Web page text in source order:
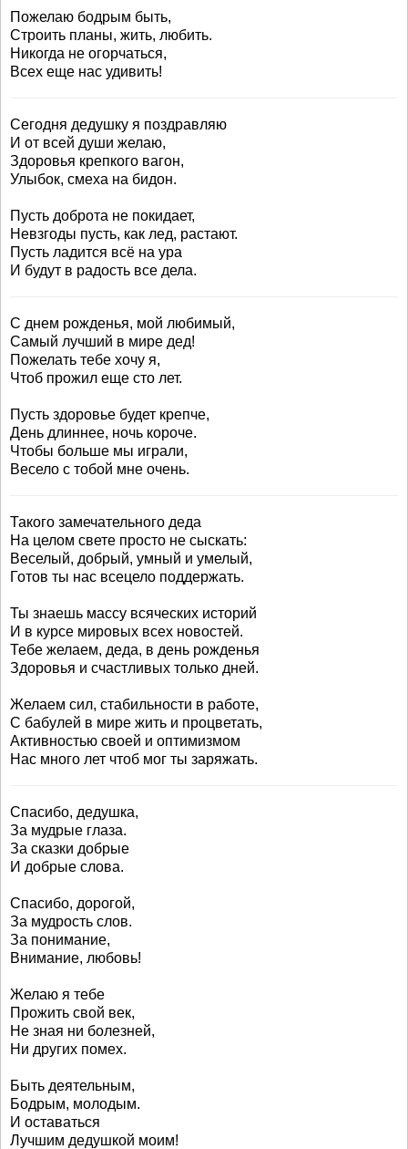
Пожелаю бодрым быть,
Строить планы, жить, любить.
Никогда не огорчаться,
Всех еще нас удивить!
Сегодня дедушку я поздравляю
И от всей души желаю,
Здоровья крепкого вагон,
Улыбок, смеха на бидон.
Пусть доброта не покидает,
Невзгоды пусть, как лед, растают.
Пусть ладится всё на ура
И будут в радость все дела.
С днем рожденья, мой любимый,
Самый лучший в мире дед!
Пожелать тебе хочу я,
Чтоб прожил еще сто лет.
Пусть здоровье будет крепче,
День длиннее, ночь короче.
Чтобы больше мы играли,
Весело с тобой мне очень.
Такого замечательного деда
На целом свете просто не сыскать:
Веселый, добрый, умный и умелый,
Готов ты нас всецело поддержать.
Ты знаешь массу всяческих историй
И в курсе мировых всех новостей.
Тебе желаем, деда, в день рожденья
Здоровья и счастливых только дней.
Желаем сил, стабильности в работе,
С бабулей в мире жить и процветать,
Активностью своей и оптимизмом
Нас много лет чтоб мог ты заряжать.
Спасибо, дедушка,
За мудрые глаза.
За сказки добрые
И добрые слова.
Спасибо, дорогой,
За мудрость слов.
За понимание,
Внимание, любовь!
Желаю я тебе
Прожить свой век,
Не зная ни болезней,
Ни других помех.
Быть деятельным,
Бодрым, молодым.
И оставаться
Лучшим дедушкой моим!